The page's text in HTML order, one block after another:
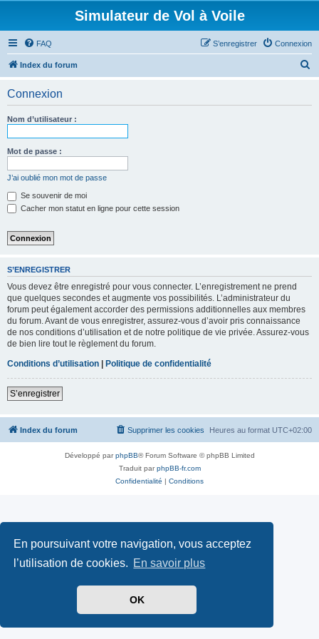
En poursuivant votre navigation, vous acceptez
l’utilisation de cookies. En savoir plus
OK
Simulateur de Vol à Voile
FAQ Connexion
S’enregistrer
Index du forum
Connexion
Nom d’utilisateur :
Mot de passe :
J’ai oublié mon mot de passe
Se souvenir de moi
Cacher mon statut en ligne pour cette session
S’ENREGISTRER
Vous devez être enregistré pour vous connecter. L’enregistrement ne prend
que quelques secondes et augmente vos possibilités. L’administrateur du
forum peut également accorder des permissions additionnelles aux membres
du forum. Avant de vous enregistrer, assurez-vous d’avoir pris connaissance
de nos conditions d’utilisation et de notre politique de vie privée. Assurez-vous
de bien lire tout le règlement du forum.
Conditions d’utilisation | Politique de confidentialité
S’enregistrer
Index du forum Heures au format UTC+02:00
Supprimer les cookies
Développé parphpBB® Forum Software © phpBB Limited
Traduit parphpBB-fr.com
Confidentialité | Conditions